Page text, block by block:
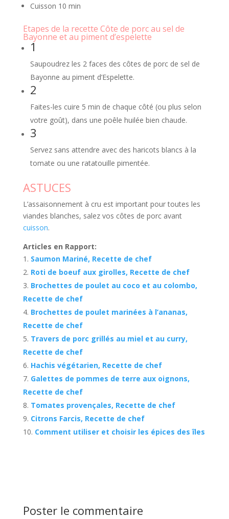
Cuisson 10 min
Etapes de la recette Côte de porc au sel de
Bayonne et au piment d’espelette
1
Saupoudrez les 2 faces des côtes de porc de sel de
Bayonne au piment d’Espelette.
2
Faites-les cuire 5 min de chaque côté (ou plus selon
votre goût), dans une poêle huilée bien chaude.
3
Servez sans attendre avec des haricots blancs à la
tomate ou une ratatouille pimentée.
ASTUCES
L’assaisonnement à cru est important pour toutes les
viandes blanches, salez vos côtes de porc avant
cuisson.
Articles en Rapport:
Saumon Mariné, Recette de chef
Roti de boeuf aux girolles, Recette de chef
Brochettes de poulet au coco et au colombo,
Recette de chef
Brochettes de poulet marinées à l’ananas,
Recette de chef
Travers de porc grillés au miel et au curry,
Recette de chef
Hachis végétarien, Recette de chef
Galettes de pommes de terre aux oignons,
Recette de chef
Tomates provençales, Recette de chef
Citrons Farcis, Recette de chef
Comment utiliser et choisir les épices des îles
Poster le commentaire